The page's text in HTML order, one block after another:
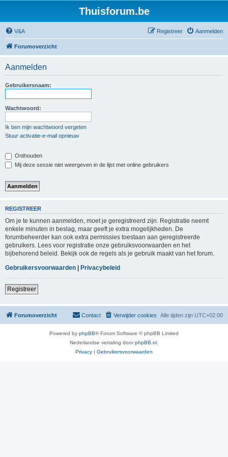
Thuisforum.be
V&A Aanmelden
Registreer
Forumoverzicht
Aanmelden
Gebruikersnaam:
Wachtwoord:
Ik ben mijn wachtwoord vergeten
Stuur activatie-e-mail opnieuw
Onthouden
Mij deze sessie niet weergeven in de lijst met online gebruikers
REGISTREER
Om je te kunnen aanmelden, moet je geregistreerd zijn. Registratie neemt
enkele minuten in beslag, maar geeft je extra mogelijkheden. De
forumbeheerder kan ook extra permissies toestaan aan geregistreerde
gebruikers. Lees voor registratie onze gebruiksvoorwaarden en het
bijbehorend beleid. Bekijk ook de regels als je gebruik maakt van het forum.
Gebruikersvoorwaarden | Privacybeleid
Registreer
Forumoverzicht Alle tijden zijn UTC+02:00
Verwijder cookies
Contact
Powered by phpBB® Forum Software © phpBB Limited
Nederlandse vertaling doorphpBB.nl
Privacy | Gebruikersvoorwaarden